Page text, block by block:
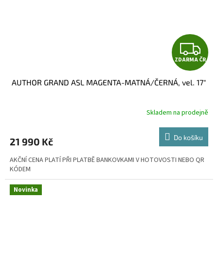
Z
D
A
R
M
A
ZDARMA ČR
AUTHOR GRAND ASL MAGENTA-MATNÁ/ČERNÁ, vel. 17"
Skladem na prodejně
21 990 Kč Do košíku
AKČNÍ CENA PLATÍ PŘI PLATBĚ BANKOVKAMI V HOTOVOSTI NEBO QR
KÓDEM
Novinka